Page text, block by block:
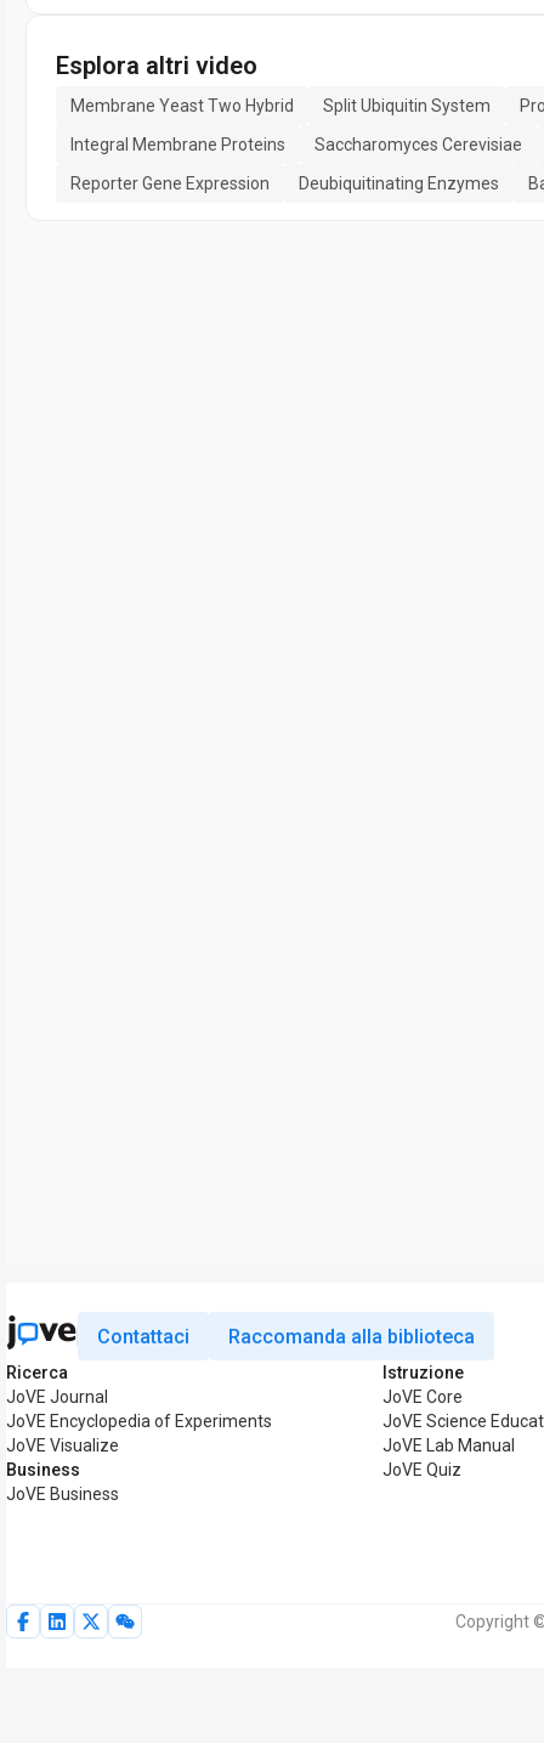
Esplora altri video
Membrane Yeast Two Hybrid Split Ubiquitin System
Integral Membrane Proteins
Saccharomyces Cerevisiae
Reporter Gene Expression
Deubiquitinating Enzymes
Contattaci Raccomanda alla biblioteca
Ricerca
JoVE Journal
JoVE Encyclopedia of Experiments
JoVE Visualize
Business
JoVE Business
Istruzione
JoVE Core
JoVE Science
JoVE Lab Manual
JoVE Quiz
Copyright